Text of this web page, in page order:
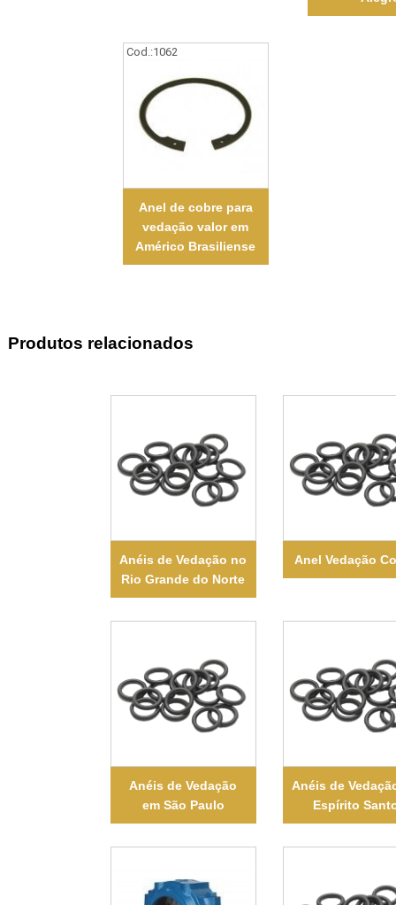
Cod.:1062
Anel de cobre para
vedação valor em
Américo Brasiliense
Produtos relacionados
Anéis de Vedação no
Rio Grande do Norte
Anel Vedação
Anéis de Vedação
em São Paulo
Anéis de
Espírito